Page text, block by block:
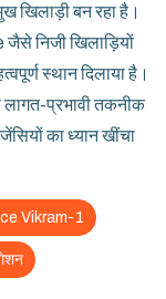
खिलाड़ी बन रहा है।
निजी खिलाड़ियों
स्थान दिलाया है।
लागत-प्रभावी तकनीक
का ध्यान खींचा
Vikram-1